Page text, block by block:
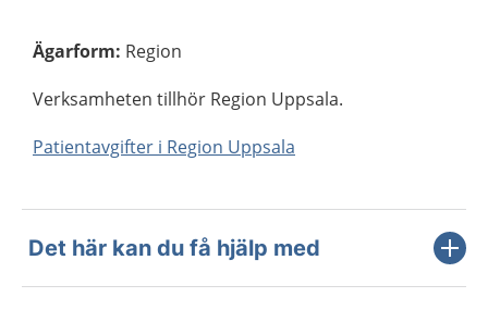
Ägarform: Region
Verksamheten tillhör Region Uppsala.
Patientavgifter i Region Uppsala
Det här kan du få hjälp med